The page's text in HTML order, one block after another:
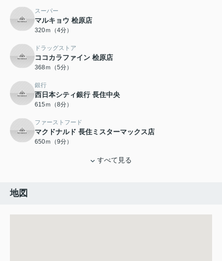
スーパー
マルキョウ 桧原店
320ｍ（4分）
ドラッグストア
ココカラファイン 桧原店
368ｍ（5分）
銀行
西日本シティ銀行 長住中央
615ｍ（8分）
ファーストフード
マクドナルド 長住ミスターマックス店
650ｍ（9分）
すべて見る
地図